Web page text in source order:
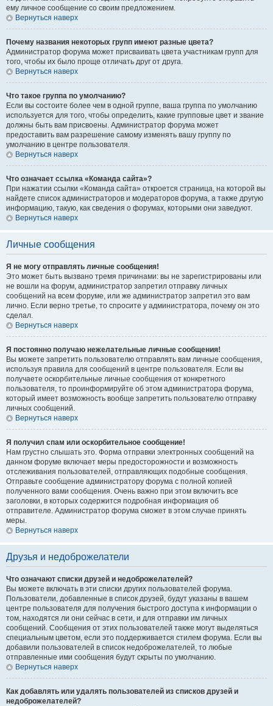
ему личное сообщение со своим предложением.
Вернуться наверх
Почему названия некоторых групп имеют разные цвета?
Администратор форума может присваивать цвета участникам групп для
того, чтобы их было проще отличать друг от друга.
Вернуться наверх
Что такое группа по умолчанию?
Если вы состоите более чем в одной группе, ваша группа по умолчанию
используется для того, чтобы определить, какие групповые цвет и звание
должны быть вам присвоены. Администратор форума может
предоставить вам разрешение самому изменять вашу группу по
умолчанию в центре пользователя.
Вернуться наверх
Что означает ссылка «Команда сайта»?
При нажатии ссылки «Команда сайта» откроется страница, на которой вы
найдете список администраторов и модераторов форума, а также другую
информацию, такую, как сведения о форумах, которыми они заведуют.
Вернуться наверх
Личные сообщения
Я не могу отправлять личные сообщения!
Это может быть вызвано тремя причинами: вы не зарегистрированы или
не вошли на форум, администратор запретил отправку личных
сообщений на всем форуме, или же администратор запретил это вам
лично. Если верно третье, то спросите у администратора, почему он это
сделал.
Вернуться наверх
Я постоянно получаю нежелательные личные сообщения!
Вы можете запретить пользователю отправлять вам личные сообщения,
используя правила для сообщений в центре пользователя. Если вы
получаете оскорбительные личные сообщения от конкретного
пользователя, то проинформируйте об этом администратора форума,
который имеет возможность вообще запретить пользователю отправку
личных сообщений.
Вернуться наверх
Я получил спам или оскорбительное сообщение!
Нам грустно слышать это. Форма отправки электронных сообщений на
данном форуме включает меры предосторожности и возможность
отслеживания пользователей, отправляющих подобные сообщения.
Отправьте сообщение администратору форума с полной копией
полученного вами сообщения. Очень важно при этом включить все
заголовки, в которых содержится подробная информация об
отправителе. Администратор форума сможет в этом случае принять
меры.
Вернуться наверх
Друзья и недоброжелатели
Что означают списки друзей и недоброжелателей?
Вы можете включать в эти списки других пользователей форума.
Пользователи, добавленные в список друзей, будут указаны в вашем
центре пользователя для получения быстрого доступа к информации о
том, находятся ли они сейчас в сети, и для отправки им личных
сообщений. Сообщения от этих пользователей также могут выделяться
специальным цветом, если это поддерживается стилем форума. Если вы
добавили пользователей в список недоброжелателей, то любые
отправленные ими сообщения будут скрыты по умолчанию.
Вернуться наверх
Как добавлять или удалять пользователей из списков друзей и
недоброжелателей?